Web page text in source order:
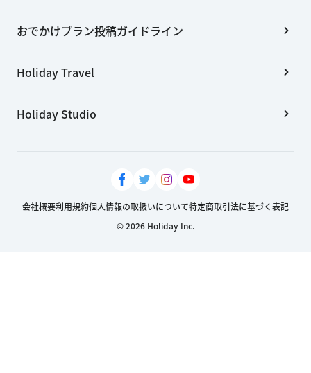
おでかけプラン投稿ガイドライン
Holiday Travel
Holiday Studio
会社概要利用規約個人情報の取扱いについて特定商取引法に基づく表記
© 2026 Holiday Inc.